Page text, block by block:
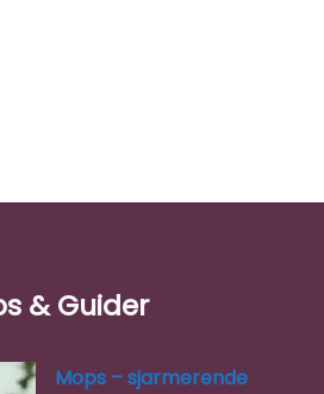
& Guider
Mops – sjarmerende